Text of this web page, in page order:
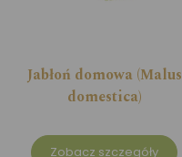
Jabłoń domowa (Malus
domestica)
Zobacz szczegóły